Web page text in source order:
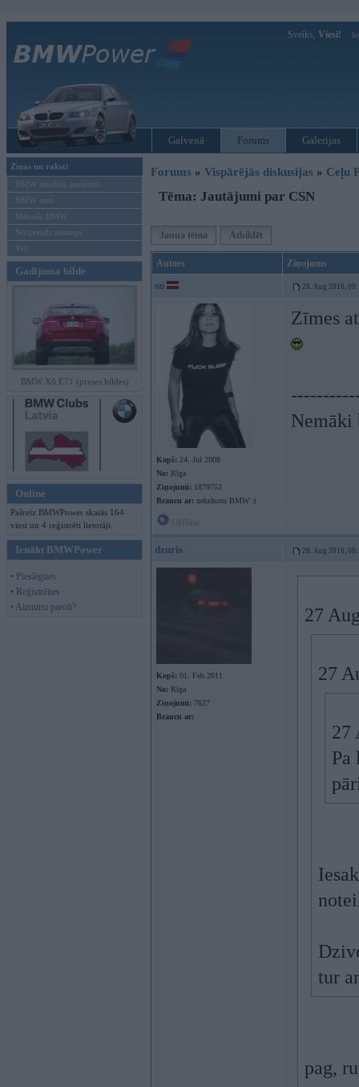
Sveiks, Viesi!
Galvenā Forums Galerijas
Ziņas un raksti
BMW modeļu jaunumi
BMW testi
Mēneša BMW
Sērijveida tūnings
Vel...
Gadījuma bilde
BMW X6 E71 (preses bildes)
Online
Pašreiz BMWPower skatās 164
viesi un 4 reģistrēti lietotāji.
Ienākt BMWPower
• Pieslēgties
• Reģistrēties
• Aizmirsi paroli?
Forums » Vispārējās diskusijas » Ceļu
Tēma: Jautājumi par CSN
Jauna tēma Atbildēt
Autors Ziņojums
sn 28. Aug 2016,
Kopš: 24. Jul 2008
No: Rīga
Ziņojumi: 1879753
Braucu ar: nekrāsotu BMW :(
Zīmes
Nemāki
dzuris 28. Aug 2016,
Kopš: 01. Feb 2011
No: Rīga
Ziņojumi: 7627
Braucu ar:
27
27
27
Pa
tur
pag,